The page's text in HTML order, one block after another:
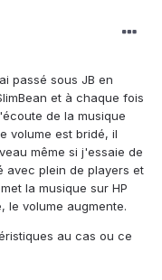
passé sous JB en
et à chaque fois
de la musique
volume est bridé, il
même si j'essaie de
avec plein de players et
la musique sur HP
le volume augmente.
au cas ou ce